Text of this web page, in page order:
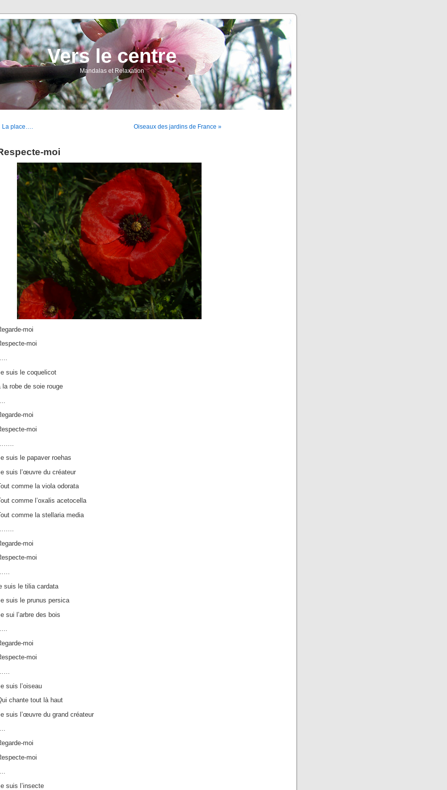
Vers le centre
Mandalas et Relaxation
La place…. Oiseaux des jardins de France »
moi
moi
moi
suis le coquelicot
la robe de soie rouge
moi
moi
suis le papaver roehas
suis l’œuvre du créateur
comme la viola odorata
comme l’oxalis acetocella
comme la stellaria media
moi
moi
suis le tilia cardata
suis le prunus persica
sui l’arbre des bois
moi
moi
suis l’oiseau
chante tout là haut
suis l’œuvre du grand créateur
moi
moi
suis l’insecte